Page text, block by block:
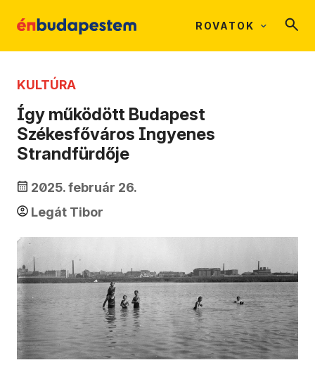
ROVATOK
KULTÚRA
Így működött Budapest
Székesfőváros Ingyenes
Strandfürdője
2025. február 26.
Legát Tibor